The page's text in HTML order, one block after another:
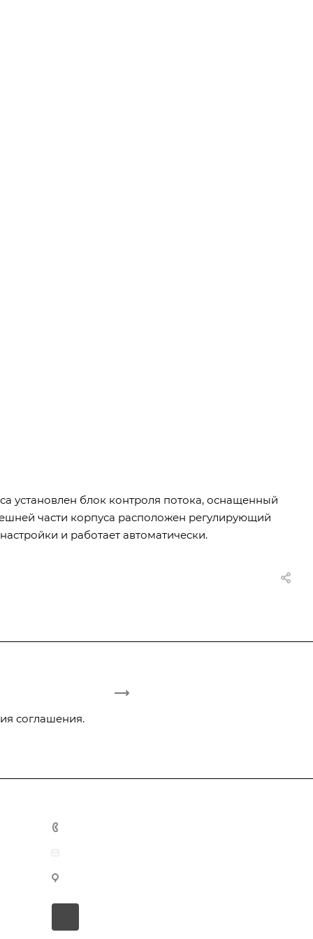
установлен блок контроля потока, оснащенный
части корпуса расположен регулирующий
и работает автоматически.
соглашения.